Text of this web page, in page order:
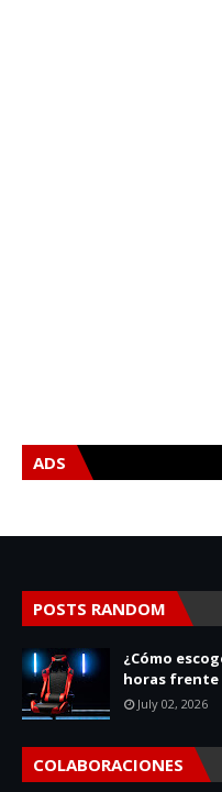
ADS
POSTS RANDOM
¿Cómo
horas frente
July 02, 2026
COLABORACIONES